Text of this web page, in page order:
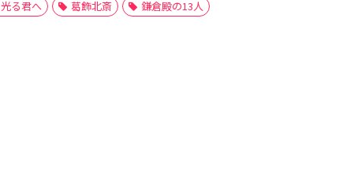
光る君へ 葛飾北斎 鎌倉殿の13人